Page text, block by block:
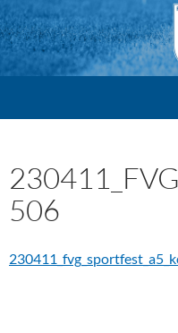
Zum
Inhalt
springen
506